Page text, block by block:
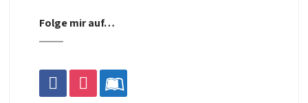
Folge mir auf…
facebookinstagramleanpub